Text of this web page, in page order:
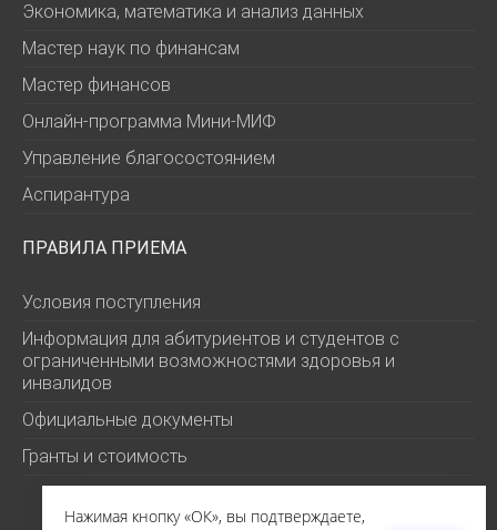
Экономика, математика и анализ данных
Мастер наук по финансам
Мастер финансов
Онлайн-программа Мини-МИФ
Управление благосостоянием
Аспирантура
ПРАВИЛА ПРИЕМА
Условия поступления
Информация для абитуриентов и студентов с
ограниченными возможностями здоровья и
инвалидов
Официальные документы
Гранты и стоимость
Нажимая кнопку «ОК», вы подтверждаете,